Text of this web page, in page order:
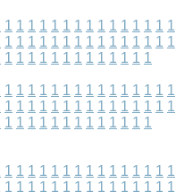
1 1 1 1 1 1 1 1 1 1 1 1 1 1 1
1 1 1 1 1 1 1 1 1 1 1 1 1 1 1
1 1 1 1 1 1 1 1 1 1 1 1 1
1 1 1 1 1 1 1 1 1 1 1 1 1 1 1
1 1 1 1 1 1 1 1 1 1 1 1 1 1 1
1 1 1 1 1 1 1 1 1 1 1 1 1
1 1 1 1 1 1 1 1 1 1 1 1 1 1 1
1 1 1 1 1 1 1 1 1 1 1 1 1 1 1